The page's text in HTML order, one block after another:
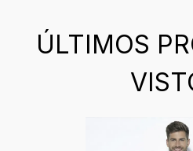
ÚLTIMOS